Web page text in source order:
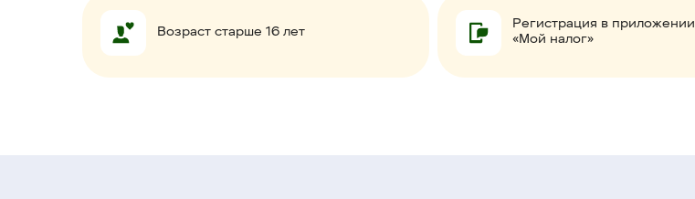
Регистрация в приложении
«Мой налог»
Возраст старше 16 лет